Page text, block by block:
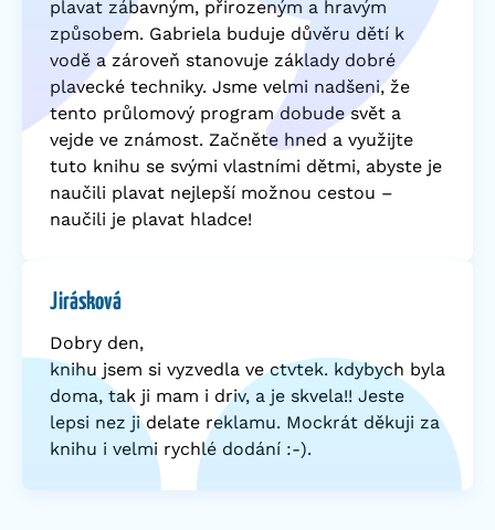
plavat zábavným, přirozeným a hravým
způsobem. Gabriela buduje důvěru dětí k
vodě a zároveň stanovuje základy dobré
plavecké techniky. Jsme velmi nadšeni, že
tento průlomový program dobude svět a
vejde ve známost. Začněte hned a využijte
tuto knihu se svými vlastními dětmi, abyste je
naučili plavat nejlepší možnou cestou –
naučili je plavat hladce!
Jirásková
Dobry den,
knihu jsem si vyzvedla ve ctvtek. kdybych byla
doma, tak ji mam i driv, a je skvela!! Jeste
lepsi nez ji delate reklamu. Mockrát děkuji za
knihu i velmi rychlé dodání :-).